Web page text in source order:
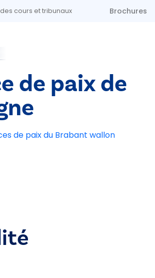
cours et tribunaux Brochures
de paix de
de paix du Brabant wallon